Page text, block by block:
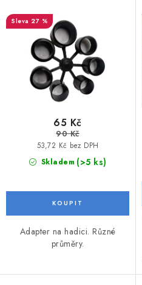
KAJAKY, KÁNOE A RAFTY
PLASTOVÉ LODĚ A ČLUNY
ŠLAPADLA
VODNÍ SKŮTRY
KATAMARÁNY - PONTON BOAT
PŘÍSLUŠENSTVÍ K ČLUNŮM
PŘÍSLUŠENSTVÍ K MOTORŮM
d
u
o
d
27 %
Skladem (>5 ks)
53,72 Kč bez DPH
65 Kč
90 Kč
Adapter na hadici. Různé
průměry.